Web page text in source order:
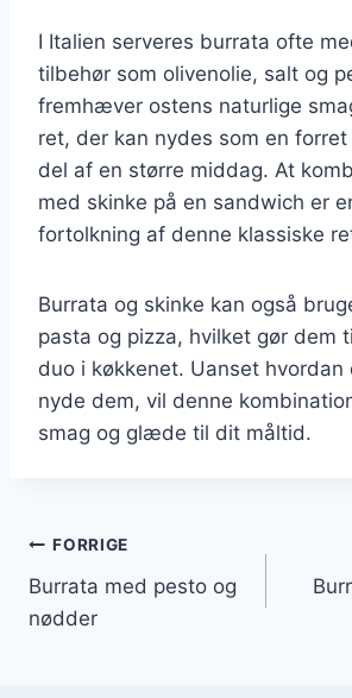
I Italien serveres burrata ofte
tilbehør som olivenolie, salt og
fremhæver ostens naturlige
ret, der kan nydes som en forret
del af en større middag. At
med skinke på en sandwich er
fortolkning af denne klassiske
Burrata og skinke kan også
pasta og pizza, hvilket gør dem
duo i køkkenet. Uanset
nyde dem, vil denne
smag og glæde til dit måltid.
Indlægsnavigation
FORRIGE
Burrata med pesto og
nødder